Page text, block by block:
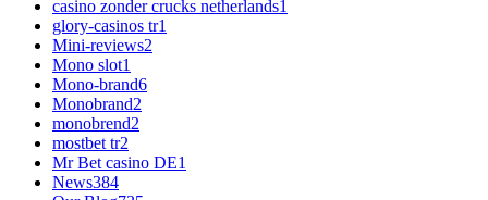
casino zonder crucks netherlands1
glory-casinos tr1
Mini-reviews2
Mono slot1
Mono-brand6
Monobrand2
monobrend2
mostbet tr2
Mr Bet casino DE1
News384